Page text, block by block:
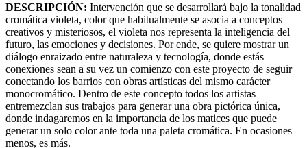
DESCRIPCIÓN: Intervención que se desarrollará bajo la tonalidad
cromática violeta, color que habitualmente se asocia a conceptos
creativos y misteriosos, el violeta nos representa la inteligencia del
futuro, las emociones y decisiones. Por ende, se quiere mostrar un
diálogo enraizado entre naturaleza y tecnología, donde estás
conexiones sean a su vez un comienzo con este proyecto de seguir
conectando los barrios con obras artísticas del mismo carácter
monocromático. Dentro de este concepto todos los artistas
entremezclan sus trabajos para generar una obra pictórica única,
donde indagaremos en la importancia de los matices que puede
generar un solo color ante toda una paleta cromática. En ocasiones
menos, es más.